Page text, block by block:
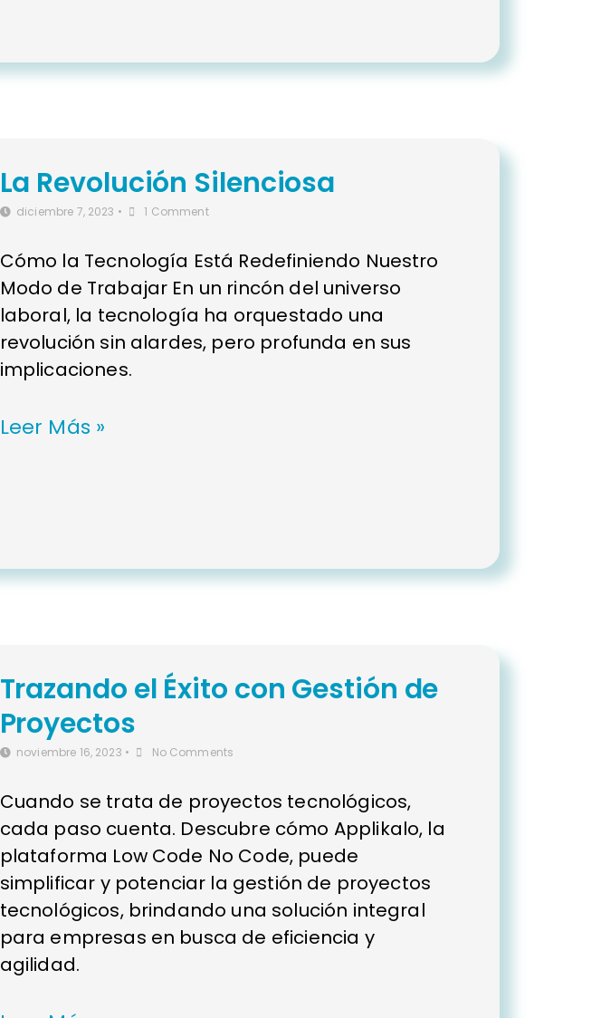
La Revolución Silenciosa
diciembre 7, 2023 • 1 Comment
Cómo la Tecnología Está Redefiniendo Nuestro
Modo de Trabajar En un rincón del universo
laboral, la tecnología ha orquestado una
revolución sin alardes, pero profunda en sus
implicaciones.
Leer Más »
Trazando el Éxito con Gestión de
Proyectos
noviembre 16, 2023 • No Comments
Cuando se trata de proyectos tecnológicos,
cada paso cuenta. Descubre cómo Applikalo, la
plataforma Low Code No Code, puede
simplificar y potenciar la gestión de proyectos
tecnológicos, brindando una solución integral
para empresas en busca de eficiencia y
agilidad.